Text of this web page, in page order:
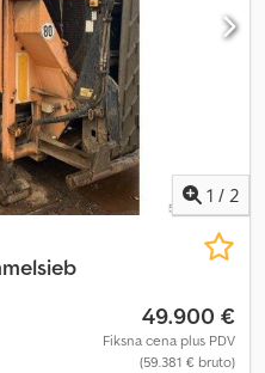
osovine: 18.000 kg Maks.
93 dB(A) Nominalni
pogona: Dizel Rotacioni
/ Transporter je
Dodatne informacije = Tip
težina: 19.000 kg
1 / 2
49.900 €
Fiksna cena plus PDV
(59.381 € bruto)